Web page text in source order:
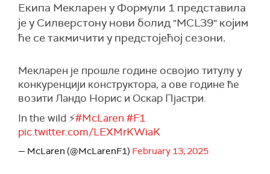
Екипа Мекларен у Формули 1 представила
је у Силверстону нови болид "MCL39" којим
ће се такмичити у предстојећој сезони.
Мекларен је прошле године освојио титулу у
конкуренцији конструктора, а ове године ће
возити Ландо Норис и Оскар Пјастри.
In the wild ⚡️#McLaren #F1
pic.twitter.com/LEXMrKWiaK
— McLaren (@McLarenF1) February 13, 2025